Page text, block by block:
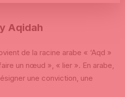
Aqidah
de la racine arabe « ‘Aqd »
un nœud », « lier ». En arabe,
une conviction, une